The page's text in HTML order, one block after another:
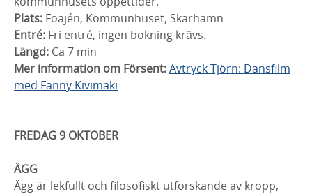
Plats: Foajén, Kommunhuset, Skärhamn
Entré: Fri entré, ingen bokning krävs.
Längd: Ca 7 min
Mer information om Försent:Avtryck Tjörn: Dansfilm
med Fanny Kivimäki
FREDAG 9 OKTOBER
ÄGG
Ägg är lekfullt och filosofiskt utforskande av kropp,